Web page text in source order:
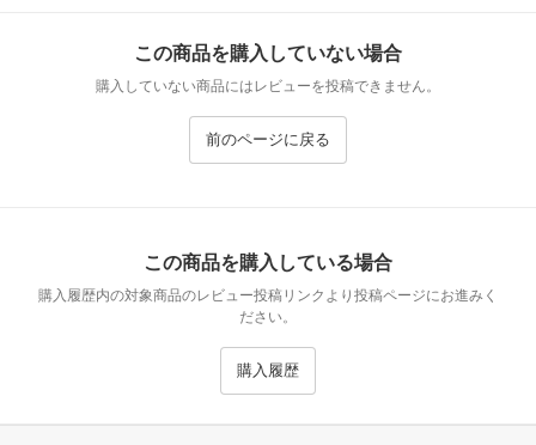
この商品を購入していない場合
購入していない商品にはレビューを投稿できません。
前のページに戻る
この商品を購入している場合
購入履歴内の対象商品のレビュー投稿リンクより投稿ページにお進みく
ださい。
購入履歴